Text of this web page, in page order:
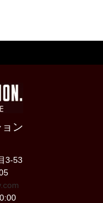
ン
3-53